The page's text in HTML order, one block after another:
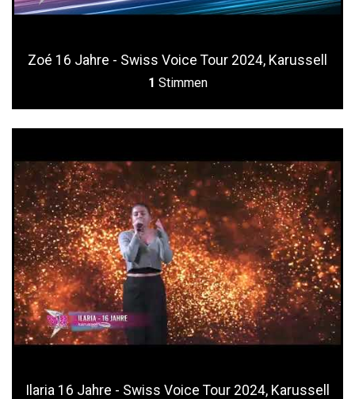
Zoé 16 Jahre - Swiss Voice Tour 2024, Karussell
1 Stimmen
Ilaria 16 Jahre - Swiss Voice Tour 2024, Karussell